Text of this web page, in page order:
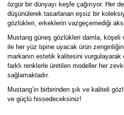
özgür bir dünyayı keşfe çağırıyor. Her
düşünülerek tasarlanan eşsiz bir
gözlükleri, erkeklerin vazgeçemediği
Mustang güneş gözlükleri damla, köşeli
ile her yüz tipine uyacak ürün
markanın estetik kalitesini vurgulayarak
farklı renklerle üretilen modeller her
sağlamaktadır.
Mustang’in birbirinden şık ve kaliteli
ve güçlü hissedeceksiniz!